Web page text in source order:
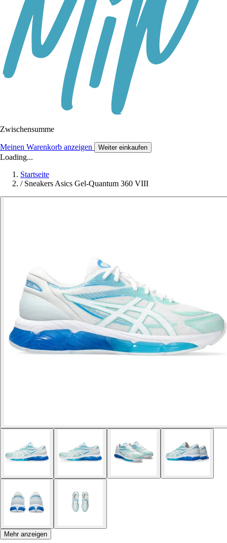
Zwischensumme
Meinen Warenkorb anzeigen Weiter einkaufen
Loading...
Startseite
/ Sneakers Asics Gel-Quantum 360 VIII
Mehr anzeigen